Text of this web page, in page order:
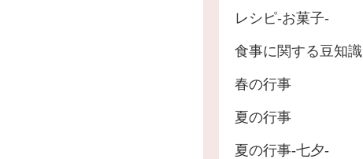
レシピ-お菓子-
食事に関する豆知識
春の行事
夏の行事
夏の行事-七夕-